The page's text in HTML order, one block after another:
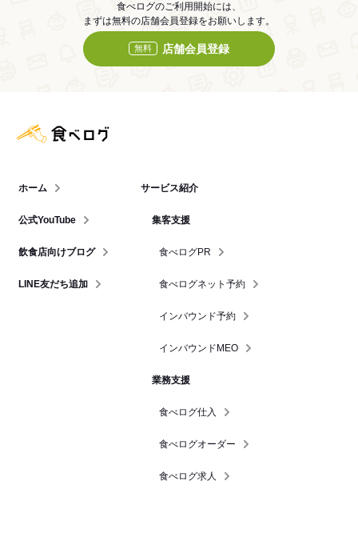
食べログのご利用開始には、
まずは無料の店舗会員登録をお願いします。
無料 店舗会員登録
ホーム
公式YouTube
飲食店向けブログ
LINE友だち追加
サービス紹介
集客支援
食べログPR
食べログネット予約
インバウンド予約
インバウンドMEO
業務支援
食べログ仕入
食べログオーダー
食べログ求人